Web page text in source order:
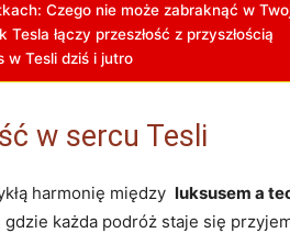
Czego nie​ może zabraknąć w
łączy przeszłość z przyszłością
w Tesli‌ dziś i jutro
w sercu Tesli
harmonię między luksusem a
⁣każda podróż staje⁣ się